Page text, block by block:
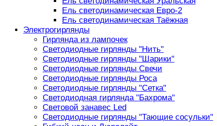
Ель светодинамическая Евро-2
Ель светодинамическая Таёжная
Электрогирлянды
Гирлянда из лампочек
Светодиодные гирлянды "Нить"
Светодиодные гирлянды "Шарики"
Светодиодные гирлянды Свечи
Светодиодные гирлянды Роса
Светодиодные гирлянды "Сетка"
Светодиодная гирлянда "Бахрома"
Световой занавес Led
Светодиодные гирлянды "Тающие сосульки"